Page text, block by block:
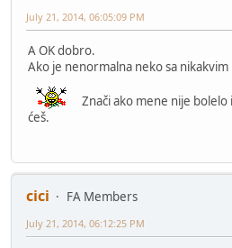
July 21, 2014, 06:05:09 PM
A OK dobro.
Ako je nenormalna neko sa
Znači ako mene nije
ćeš.
cici
FA Members
July 21, 2014, 06:12:25 PM